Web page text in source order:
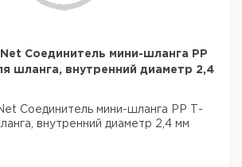
Соединитель мини-шланга PP
шланга, внутренний диаметр 2,4
Соединитель мини-шланга PP Т-
внутренний диаметр 2,4 мм